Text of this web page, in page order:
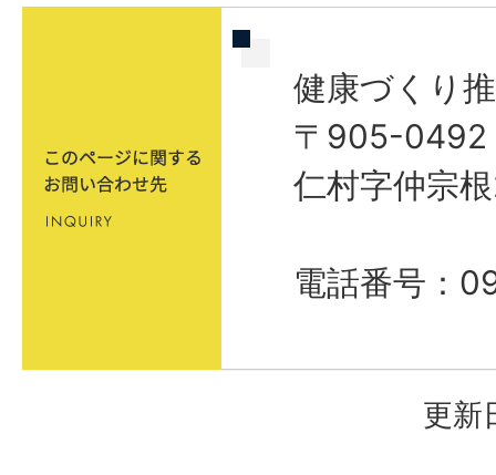
健康づくり
〒905-0492
仁村字仲宗
電話番号：
更新